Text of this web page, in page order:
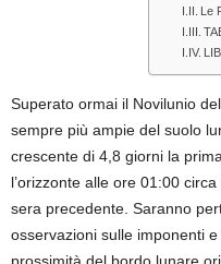
Le
Superato ormai il Novilunio
sempre più ampie del suolo
crescente di 4,8 giorni la
l’orizzonte alle ore 01:00
sera precedente. Saranno
osservazioni sulle imponenti